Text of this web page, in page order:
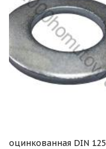
оцинкованная DIN 125